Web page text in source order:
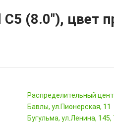
(8.0"), цвет
Pаспределительный
Бавлы, ул.Пионерская, 11
Бугульма, ул.Ленина,